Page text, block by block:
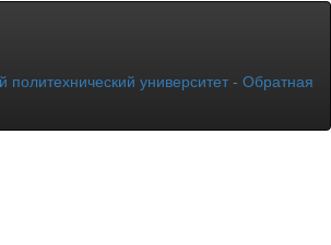
политехнический университет - Обратная